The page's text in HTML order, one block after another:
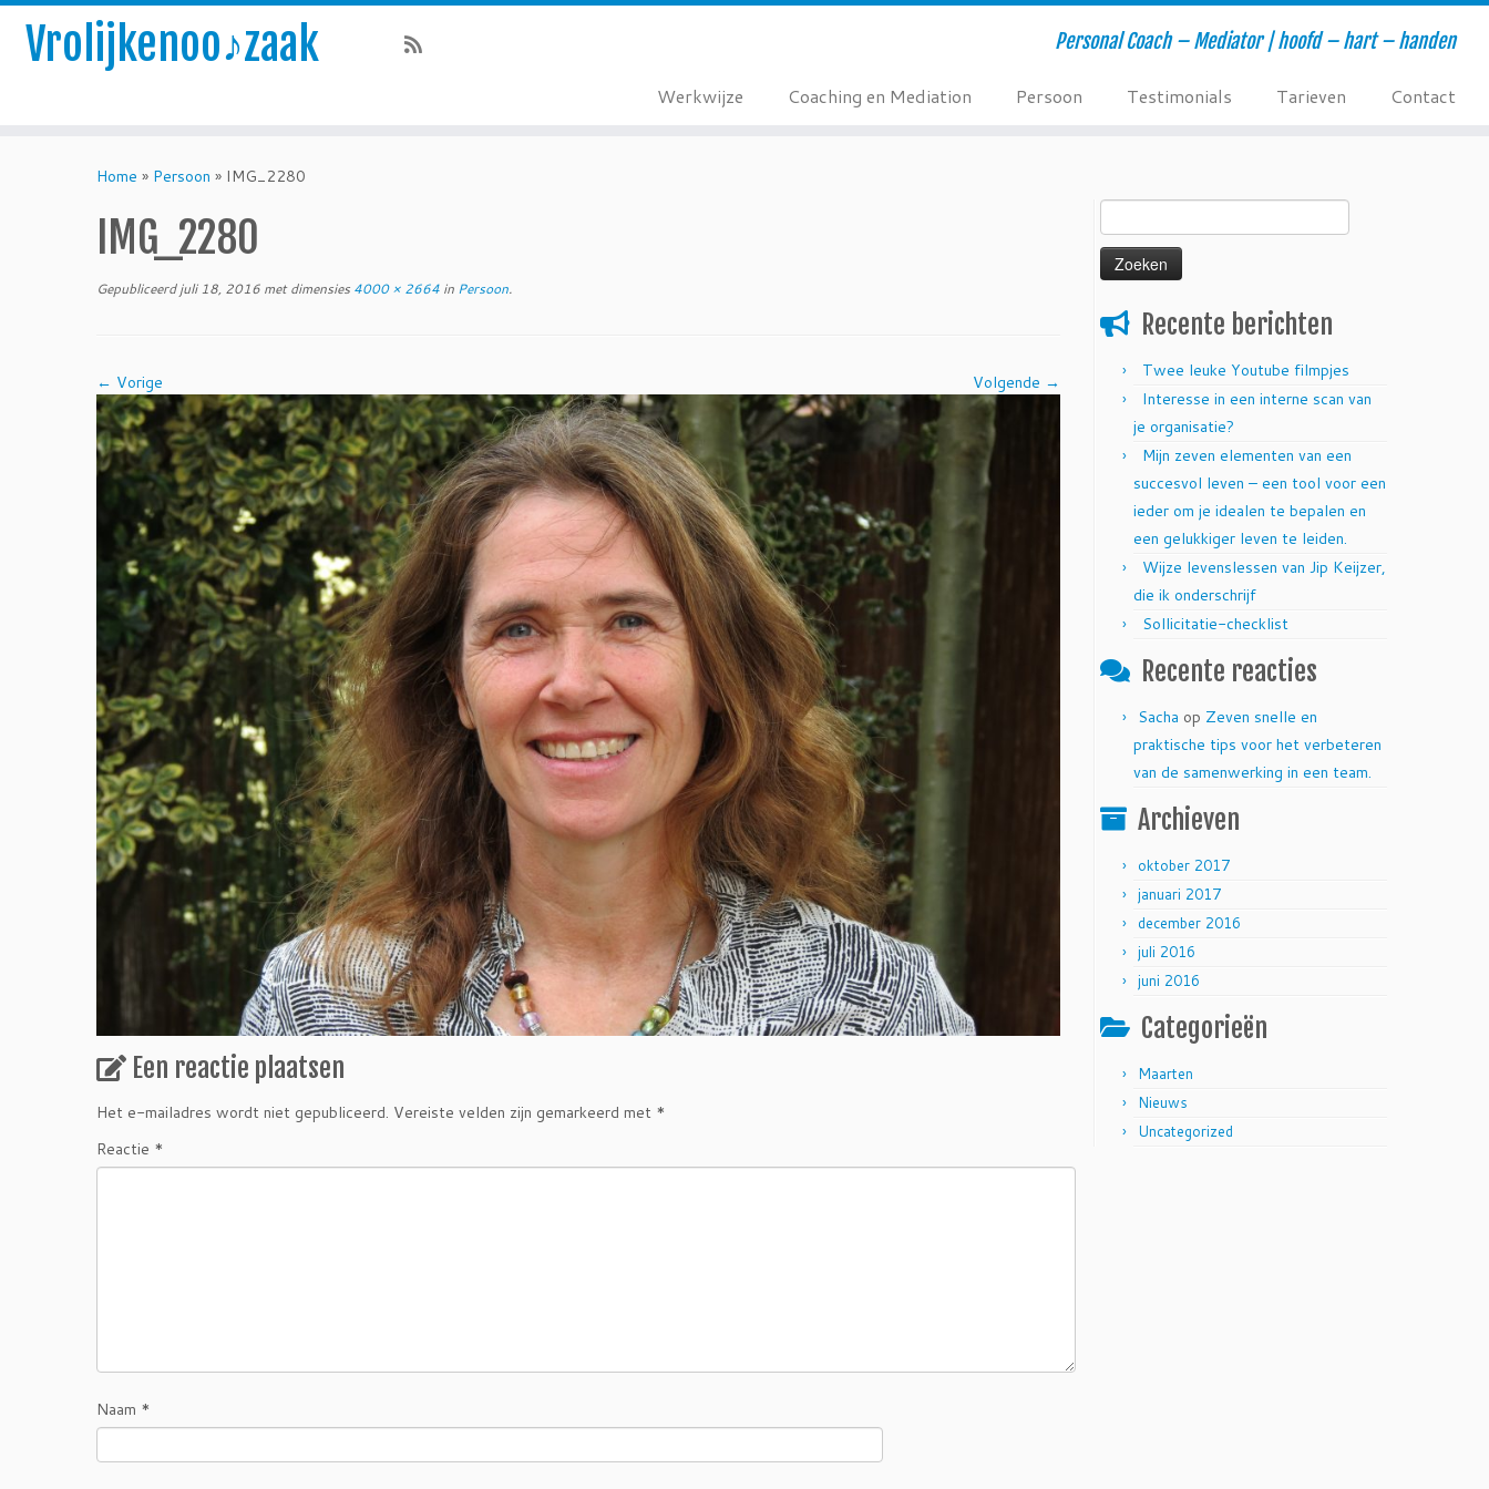
Vrolijkenoo♪zaak Personal Coach – Mediator | hoofd – hart – handen
Werkwijze Coaching en Mediation Persoon Testimonials Tarieven Contact
Home » Persoon » IMG_2280
IMG_2280
Gepubliceerd juli 18, 2016 met dimensies 4000 × 2664 in Persoon.
← Vorige Volgende →
Een reactie plaatsen
Het e-mailadres wordt niet gepubliceerd. Vereiste velden zijn gemarkeerd met *
Reactie *
Naam *
naar:
Recente berichten
Twee leuke Youtube filmpjes
Interesse in een interne scan van
je organisatie?
Mijn zeven elementen van een
succesvol leven – een tool voor een
ieder om je idealen te bepalen en
een gelukkiger leven te leiden.
Wijze levenslessen van Jip Keijzer,
die ik onderschrijf
Sollicitatie-checklist
Recente reacties
Sacha op Zeven snelle en
praktische tips voor het verbeteren
van de samenwerking in een team.
Archieven
oktober 2017
januari 2017
december 2016
juli 2016
juni 2016
Categorieën
Maarten
Nieuws
Uncategorized